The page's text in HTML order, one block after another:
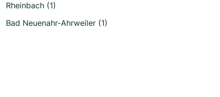
Rheinbach (1)
Bad Neuenahr-Ahrweiler (1)